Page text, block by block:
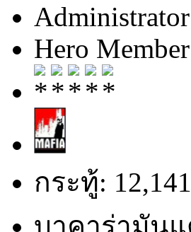
Administrator
Hero Member
กระทู้: 12,141
บาคาร่ามัน